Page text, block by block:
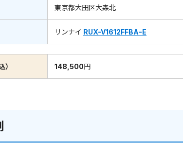
東京都大田区大森北
リンナイ RUX-V1612FFBA-E
） 148,500円